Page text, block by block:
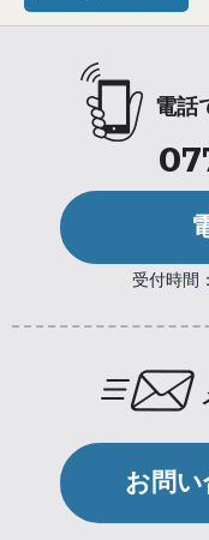
電話
受付時間
お問